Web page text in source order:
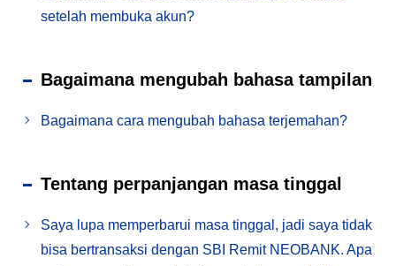
setelah membuka akun?
Bagaimana mengubah bahasa tampilan
Bagaimana cara mengubah bahasa terjemahan?
Tentang perpanjangan masa tinggal
Saya lupa memperbarui masa tinggal, jadi saya tidak
bisa bertransaksi dengan SBI Remit NEOBANK. Apa